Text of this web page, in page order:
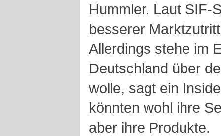
Hummler. Laut SIF-
besserer
Allerdings stehe im
Deutschland über
wolle, sagt ein
könnten wohl ihre
aber ihre Produkte.